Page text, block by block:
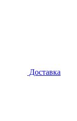
Доставка